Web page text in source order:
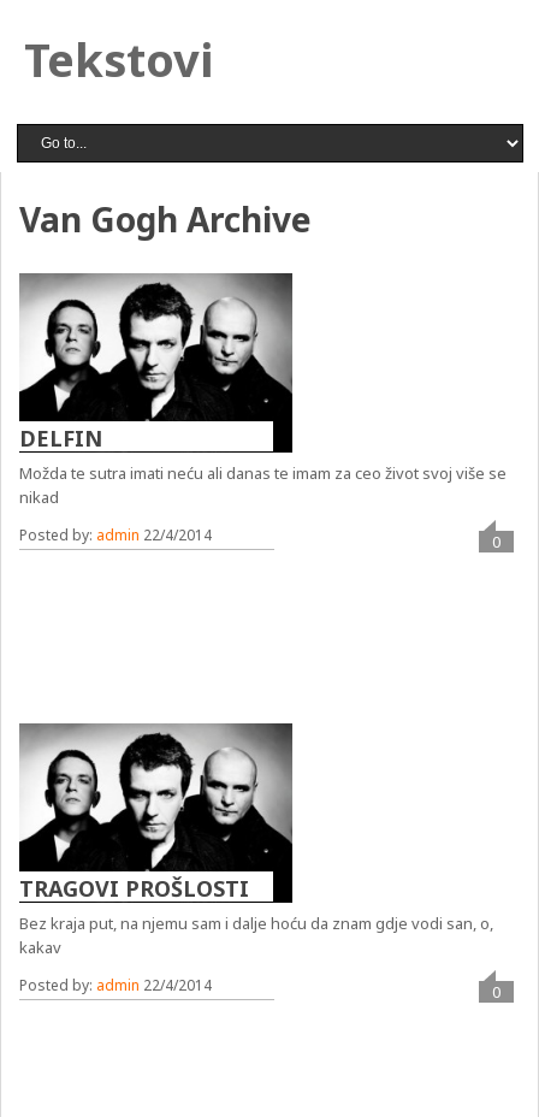
Tekstovi
Van Gogh Archive
DELFIN
Možda te sutra imati neću ali danas te imam za ceo život svoj više se
nikad
Posted by: admin 22/4/2014 0
TRAGOVI PROŠLOSTI
Bez kraja put, na njemu sam i dalje hoću da znam gdje vodi san, o,
kakav
Posted by: admin 22/4/2014 0